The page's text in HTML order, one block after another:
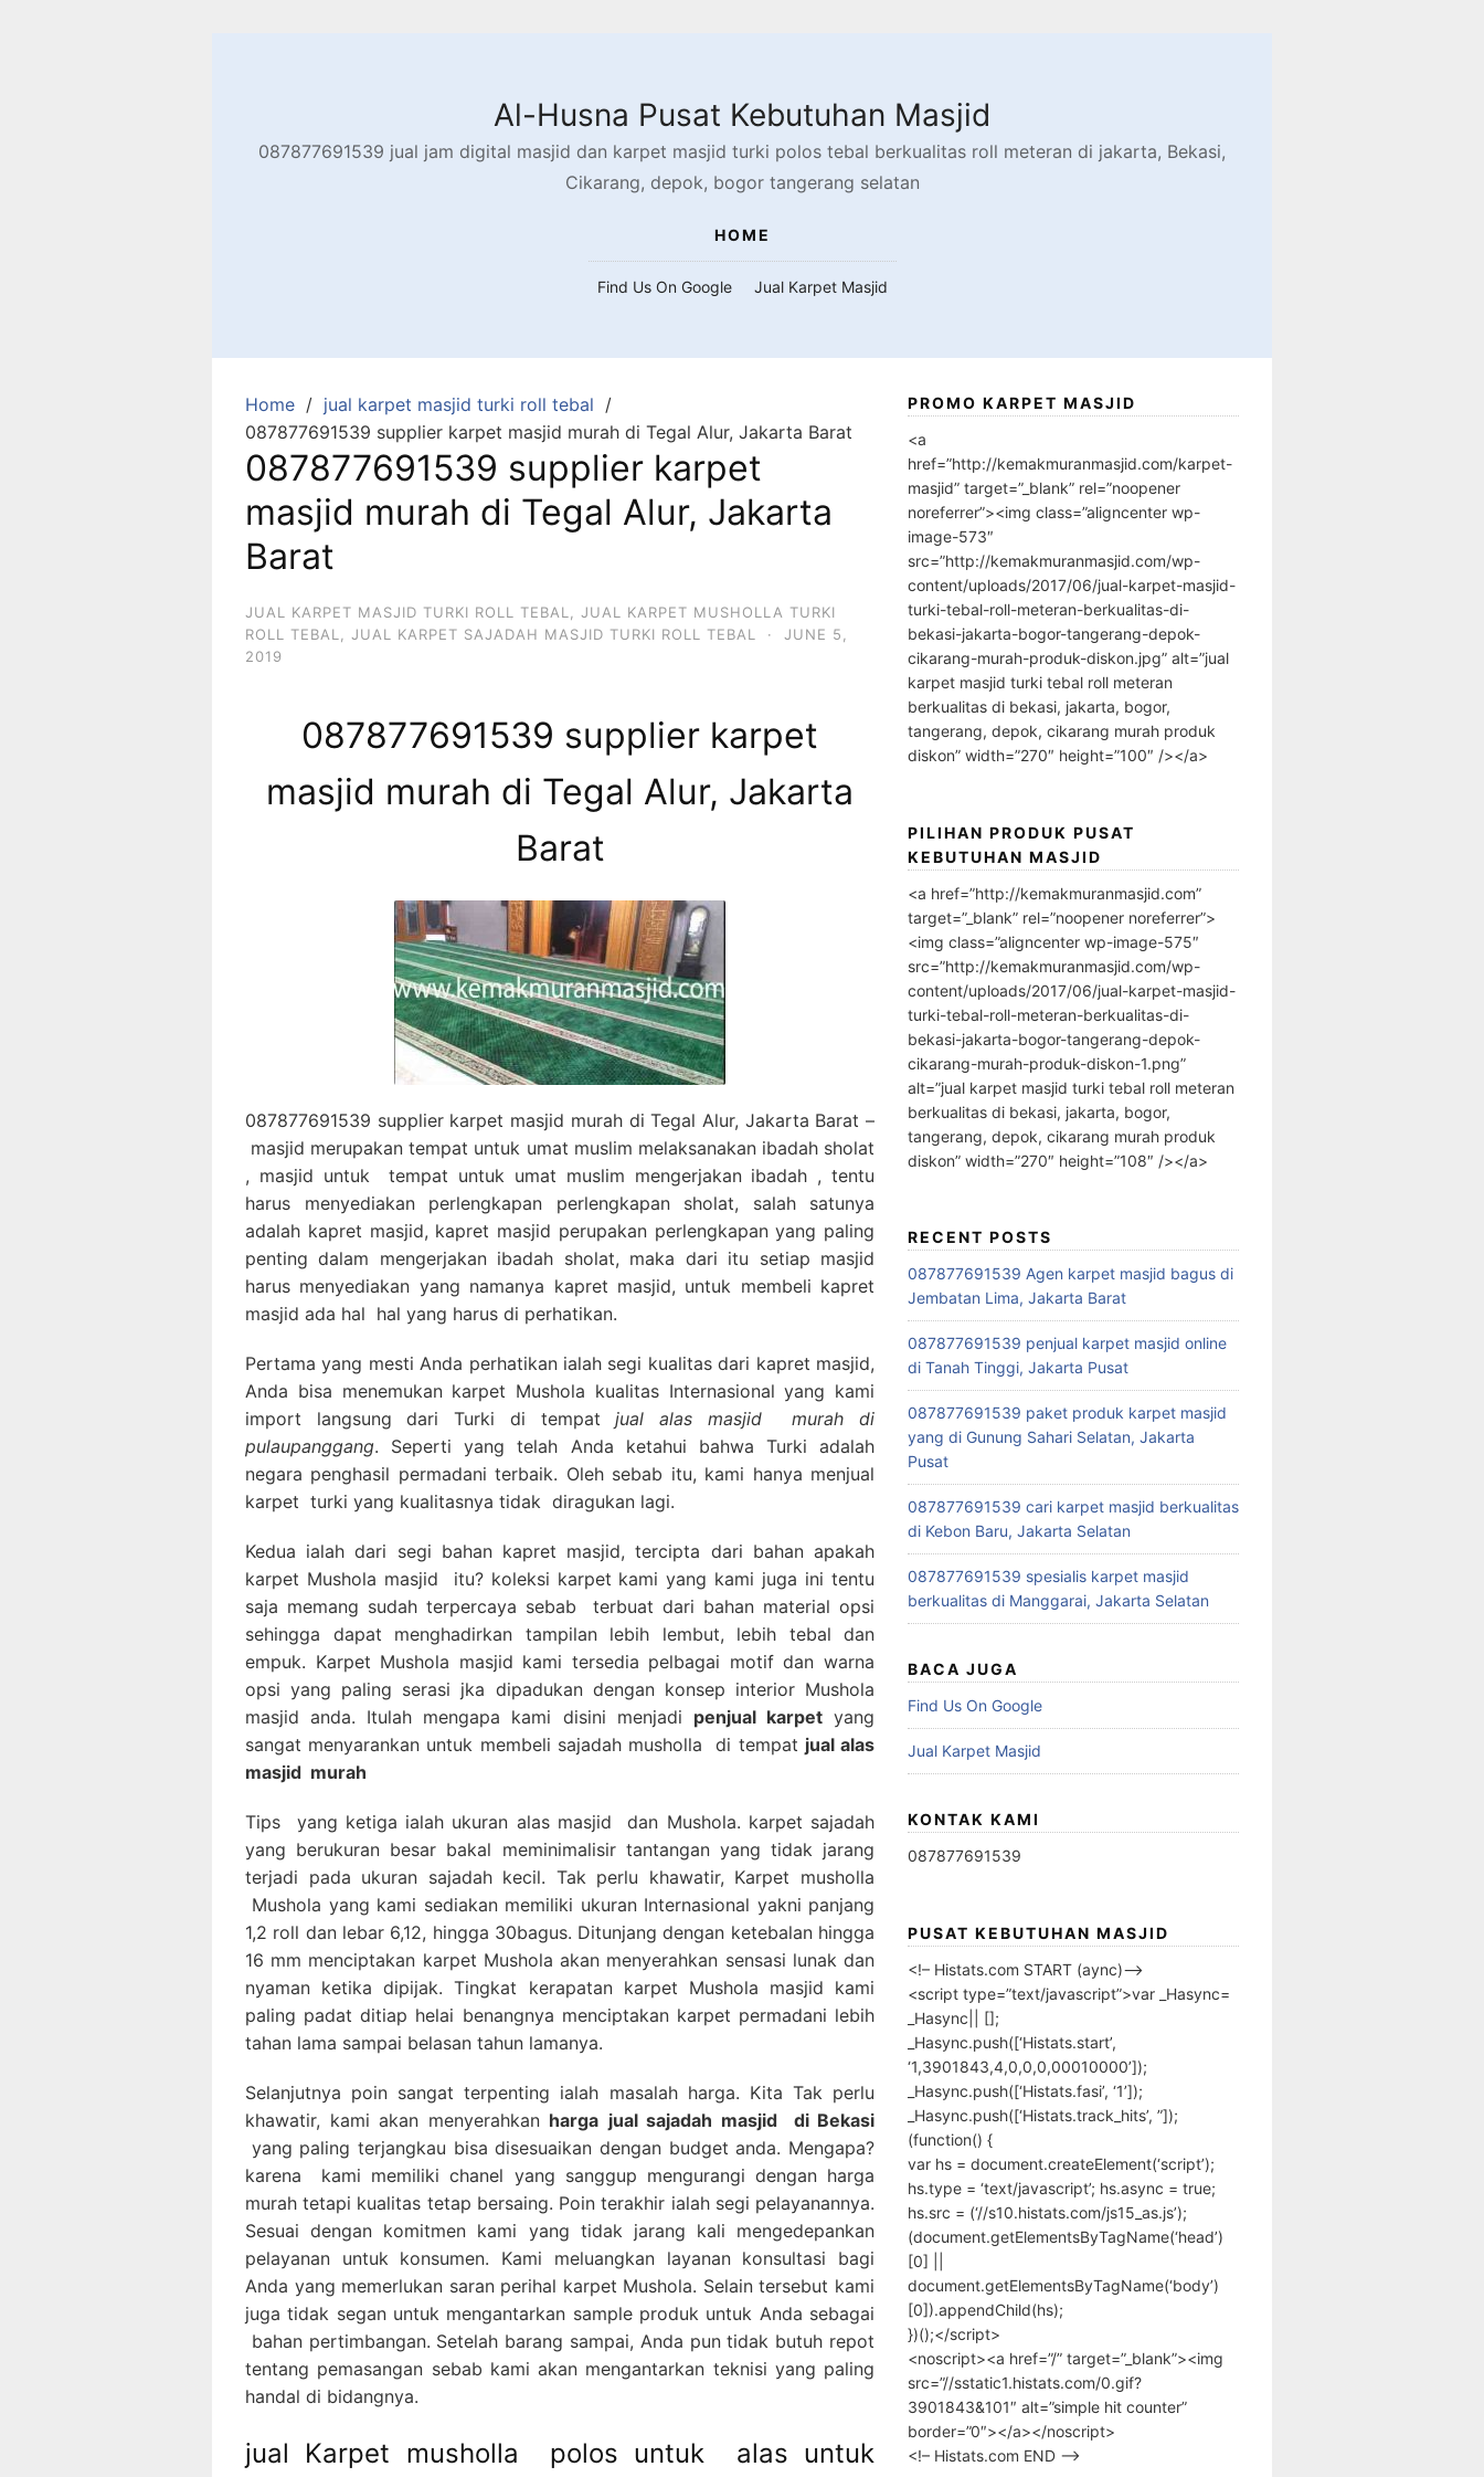
Al-Husna Pusat Kebutuhan Masjid
087877691539 jual jam digital masjid dan karpet masjid turki polos tebal berkualitas roll meteran di jakarta, Bekasi,
Cikarang, depok, bogor tangerang selatan
HOME
Find Us On Google Jual Karpet Masjid
Home
jual karpet masjid turki roll tebal
087877691539 supplier karpet masjid murah di Tegal Alur, Jakarta Barat
087877691539 supplier karpet
masjid murah di Tegal Alur, Jakarta
Barat
JUAL KARPET MASJID TURKI ROLL TEBAL
JUAL KARPET MUSHOLLA TURKI
ROLL TEBAL
JUAL KARPET SAJADAH MASJID TURKI ROLL TEBAL ·
JUNE 5,
2019
087877691539 supplier karpet
masjid murah di Tegal Alur, Jakarta
Barat
087877691539 supplier karpet masjid murah di Tegal Alur, Jakarta Barat –
masjid merupakan tempat untuk umat muslim melaksanakan ibadah sholat
, masjid untuk tempat untuk umat muslim mengerjakan ibadah , tentu
harus menyediakan perlengkapan perlengkapan sholat, salah satunya
adalah kapret masjid, kapret masjid perupakan perlengkapan yang paling
penting dalam mengerjakan ibadah sholat, maka dari itu setiap masjid
harus menyediakan yang namanya kapret masjid, untuk membeli kapret
masjid ada hal hal yang harus di perhatikan.
Pertama yang mesti Anda perhatikan ialah segi kualitas dari kapret masjid,
Anda bisa menemukan karpet Mushola kualitas Internasional yang kami
import langsung dari Turki di tempatjual alas masjid
murah di
pulaupanggang. Seperti yang telah Anda ketahui bahwa Turki adalah
negara penghasil permadani terbaik. Oleh sebab itu, kami hanya menjual
karpet turki yang kualitasnya tidak diragukan lagi.
Kedua ialah dari segi bahan kapret masjid, tercipta dari bahan apakah
karpet Mushola masjid itu? koleksi karpet kami yang kami juga ini tentu
saja memang sudah terpercaya sebab terbuat dari bahan material opsi
sehingga dapat menghadirkan tampilan lebih lembut, lebih tebal dan
empuk. Karpet Mushola masjid kami tersedia pelbagai motif dan warna
opsi yang paling serasi jka dipadukan dengan konsep interior Mushola
masjid anda. Itulah mengapa kami disini menjadi penjual karpetyang
sangat menyarankan untuk membeli sajadah musholla di tempat jual alas
masjid murah
Tips yang ketiga ialah ukuran alas masjid dan Mushola. karpet sajadah
yang berukuran besar bakal meminimalisir tantangan yang tidak jarang
terjadi pada ukuran sajadah kecil. Tak perlu khawatir, Karpet musholla
Mushola yang kami sediakan memiliki ukuran Internasional yakni panjang
1,2 roll dan lebar 6,12, hingga 30bagus. Ditunjang dengan ketebalan hingga
16 mm menciptakan karpet Mushola akan menyerahkan sensasi lunak dan
nyaman ketika dipijak. Tingkat kerapatan karpet Mushola masjid kami
paling padat ditiap helai benangnya menciptakan karpet permadani lebih
tahan lama sampai belasan tahun lamanya.
Selanjutnya poin sangat terpenting ialah masalah harga. Kita Tak perlu
khawatir, kami akan menyerahkan harga jual sajadah masjid
di Bekasi
yang paling terjangkau bisa disesuaikan dengan budget anda. Mengapa?
karena kami memiliki chanel yang sanggup mengurangi dengan harga
murah tetapi kualitas tetap bersaing. Poin terakhir ialah segi pelayanannya.
Sesuai dengan komitmen kami yang tidak jarang kali mengedepankan
pelayanan untuk konsumen. Kami meluangkan layanan konsultasi bagi
Anda yang memerlukan saran perihal karpet Mushola. Selain tersebut kami
juga tidak segan untuk mengantarkan sample produk untuk Anda sebagai
bahan pertimbangan. Setelah barang sampai, Anda pun tidak butuh repot
tentang pemasangan sebab kami akan mengantarkan teknisi yang paling
handal di bidangnya.
jual Karpet musholla polos untuk alas untuk
PROMO KARPET MASJID
<a
href=”http://kemakmuranmasjid.com/karpet-
masjid” target=”_blank” rel=”noopener
noreferrer”><img class=”aligncenter wp-
image-573″
src=”http://kemakmuranmasjid.com/wp-
content/uploads/2017/06/jual-karpet-masjid-
turki-tebal-roll-meteran-berkualitas-di-
bekasi-jakarta-bogor-tangerang-depok-
cikarang-murah-produk-diskon.jpg” alt=”jual
karpet masjid turki tebal roll meteran
berkualitas di bekasi, jakarta, bogor,
tangerang, depok, cikarang murah produk
diskon” width=”270″ height=”100″ /></a>
PILIHAN PRODUK PUSAT
KEBUTUHAN MASJID
<a href=”http://kemakmuranmasjid.com”
target=”_blank” rel=”noopener noreferrer”>
<img class=”aligncenter wp-image-575″
src=”http://kemakmuranmasjid.com/wp-
content/uploads/2017/06/jual-karpet-masjid-
turki-tebal-roll-meteran-berkualitas-di-
bekasi-jakarta-bogor-tangerang-depok-
cikarang-murah-produk-diskon-1.png”
alt=”jual karpet masjid turki tebal roll meteran
berkualitas di bekasi, jakarta, bogor,
tangerang, depok, cikarang murah produk
diskon” width=”270″ height=”108″ /></a>
RECENT POSTS
087877691539 Agen karpet masjid bagus di
Jembatan Lima, Jakarta Barat
087877691539 penjual karpet masjid online
di Tanah Tinggi, Jakarta Pusat
087877691539 paket produk karpet masjid
yang di Gunung Sahari Selatan, Jakarta
Pusat
087877691539 cari karpet masjid berkualitas
di Kebon Baru, Jakarta Selatan
087877691539 spesialis karpet masjid
berkualitas di Manggarai, Jakarta Selatan
BACA JUGA
Find Us On Google
Jual Karpet Masjid
KONTAK KAMI
087877691539
PUSAT KEBUTUHAN MASJID
<!– Histats.com START (aync)–>
<script type=”text/javascript”>var _Hasync=
_Hasync|| [];
_Hasync.push([‘Histats.start’,
‘1,3901843,4,0,0,0,00010000’]);
_Hasync.push([‘Histats.fasi’, ‘1’]);
_Hasync.push([‘Histats.track_hits’, ”]);
(function() {
var hs = document.createElement(‘script’);
hs.type = ‘text/javascript’; hs.async = true;
hs.src = (‘//s10.histats.com/js15_as.js’);
(document.getElementsByTagName(‘head’)
[0] ||
document.getElementsByTagName(‘body’)
[0]).appendChild(hs);
})();</script>
<noscript><a href=”/” target=”_blank”><img
src=”//sstatic1.histats.com/0.gif?
3901843&101″ alt=”simple hit counter”
border=”0″></a></noscript>
<!– Histats.com END –>